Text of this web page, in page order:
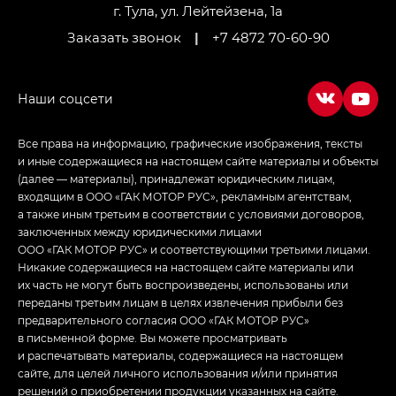
Empow — Эмпау (Empow) в комплектации
г. Тула, ул. Лейтейзена, 1а
Заказать звонок
| +7 4872 70-60-90
Все права на информацию, графические изображения, тексты
и иные содержащиеся на настоящем сайте материалы и объекты
(далее — материалы), принадлежат юридическим лицам,
входящим в ООО «ГАК МОТОР РУС», рекламным агентствам,
а также иным третьим в соответствии с условиями договоров,
заключенных между юридическими лицами
ООО «ГАК МОТОР РУС» и соответствующими третьими лицами.
Никакие содержащиеся на настоящем сайте материалы или
их часть не могут быть воспроизведены, использованы или
переданы третьим лицам в целях извлечения прибыли без
предварительного согласия ООО «ГАК МОТОР РУС»
в письменной форме. Вы можете просматривать
и распечатывать материалы, содержащиеся на настоящем
сайте, для целей личного использования и/или принятия
решений о приобретении продукции указанных на сайте.